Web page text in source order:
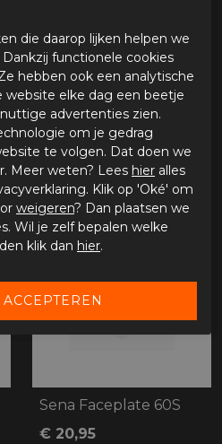
SINGLE
Sena
298-1-30K-03
Communicatie
65515357298130k03
Sena Faceplate 60S
€ 20,95
die daarop lijken helpen we
functionele cookies
hebben ook een analytische
elke dag een beetje
advertenties zien.
om je gedrag
te volgen. Dat doen we
Meer weten? Lees hier alles
Klik op 'Oké' om
weigeren? Dan plaatsen we
Wil je zelf bepalen welke
klik dan hier.